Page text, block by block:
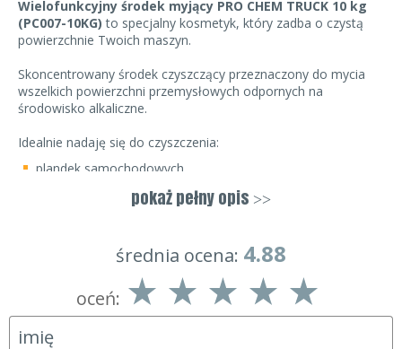
Wielofunkcyjny środek myjący PRO CHEM TRUCK 10 kg
(PC007-10KG)to specjalny kosmetyk, który zadba o czystą
powierzchnie Twoich maszyn.
Skoncentrowany środek czyszczący przeznaczony do mycia
wszelkich powierzchni przemysłowych odpornych na
środowisko alkaliczne.
Idealnie nadaję się do czyszczenia:
plandek samochodowych
warsztatów samochodowych
tramwaje, wagony kolejowe)
Działanie preparatu TRUCK zostało opracowane głównie pod
kątem zastosowania w przemyśle samochodowym. Do mycia
plandek, części samochodowych, posadzek przemysłowych,
ekranów akustycznych.
pokaż pełny opis >>
średnia ocena: 4.88
oceń: